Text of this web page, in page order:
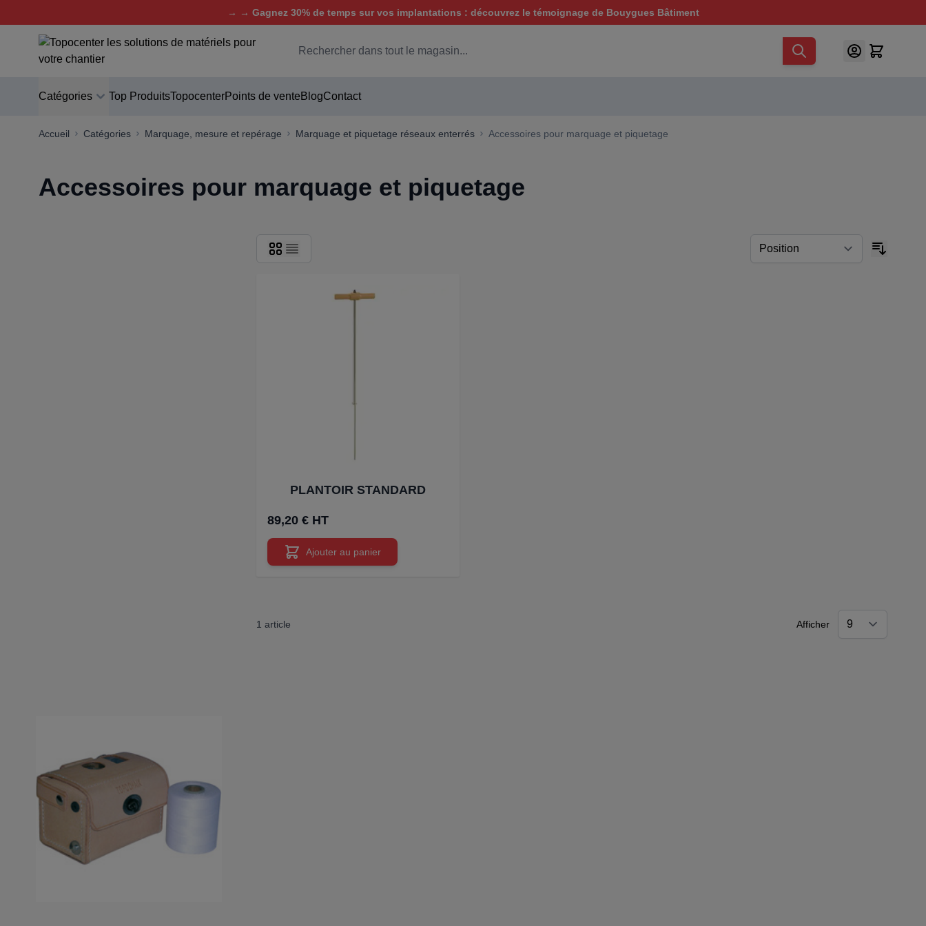
→ → Gagnez 30% de temps sur vos implantations : découvrez le témoignage de Bouygues Bâtiment
Aller au contenu
Chercher
Catégories Top ProduitsTopocenterPoints de vente BlogContact
Accueil Catégories Marquage, mesure et repérage Marquage et piquetage réseaux enterrés Accessoires pour marquage et piquetage
Accessoires pour marquage et piquetage
PLANTOIR STANDARD
89,20 € HT
Ajouter au panier
1 article Afficher